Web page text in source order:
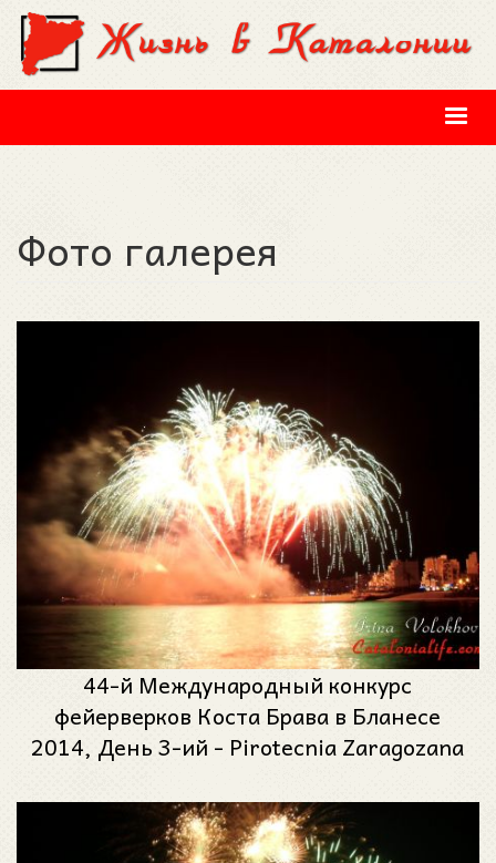
Перейти к основному содержанию
Фото галерея
44-й Международный конкурс
фейерверков Коста Брава в Бланесе
2014, День 3-ий - Pirotecnia Zaragozana